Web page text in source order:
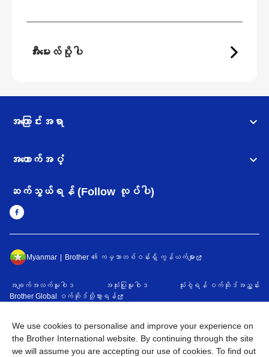
အီးမေးလ်ပို့ပါ
အကြောင်းအရာ
အထောက်အပံ့
ဆက်သွယ်ရန် (Follow လုပ်ပါ)
Myanmar Brother ၏ ကမ္ဘာတစ်ဝန်းရှိ ကွန်ယက်များ
အချက်အလက်မူဝါဒ အသုံးပြုမူဝါဒ
သုံးစွဲရန် ဝက်ဆိုဒ်အညွှန်း
Brother Global ဝက်ဆိုဒ်သို့သွားရန်
©
BROTHER INTERNATIONAL SINGAPORE PTE. LTD. All
Rights Reserved
We use cookies to personalise and improve your experience on
the Brother International website. By continuing through the site
we will assume you are accepting our use of cookies. To find out